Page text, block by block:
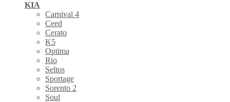
KIA
Carnival 4
Ceed
Cerato
K5
Optima
Rio
Seltos
Sportage
Sorento 2
Soul